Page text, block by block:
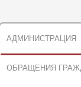
АДМИНИСТРАЦИЯ
ОБРАЩЕНИЯ